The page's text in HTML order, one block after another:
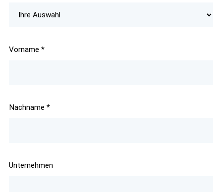
Vorname *
Nachname *
Unternehmen